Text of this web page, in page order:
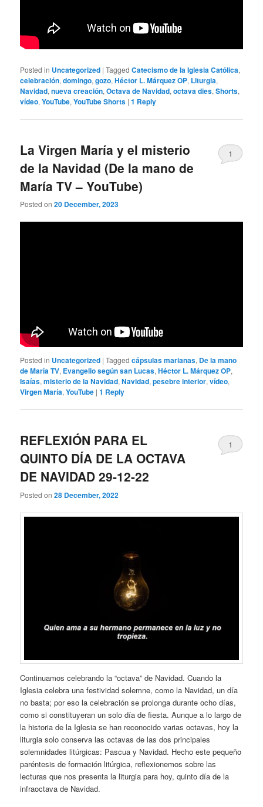
Posted in Uncategorized |Tagged Catecismo de la Iglesia Católica,
celebración,domingo,gozo,Héctor L. Márquez OP, Liturgia,
Navidad,nueva creación,Octava de Navidad,octava dies,Shorts,
vídeo,YouTube,YouTube Shorts |1 Reply
La Virgen María y el misterio
de la Navidad (De la mano de
María TV – YouTube)
Posted on20 December, 2023
1
Posted in Uncategorized |Tagged cápsulas marianas, De la mano
de María TV, Evangelio según san Lucas,Héctor L. Márquez OP,
Isaías,misterio de la Navidad,Navidad,pesebre interior,vídeo,
Virgen María,YouTube |1 Reply
REFLEXIÓN PARA EL
QUINTO DÍA DE LA OCTAVA
DE NAVIDAD 29-12-22
Posted on28 December, 2022
1
Continuamos celebrando la “octava” de Navidad. Cuando la
Iglesia celebra una festividad solemne, como la Navidad, un día
no basta; por eso la celebración se prolonga durante ocho días,
como si constituyeran un solo día de fiesta. Aunque a lo largo de
la historia de la Iglesia se han reconocido varias octavas, hoy la
liturgia solo conserva las octavas de las dos principales
solemnidades litúrgicas: Pascua y Navidad. Hecho este pequeño
paréntesis de formación litúrgica, reflexionemos sobre las
lecturas que nos presenta la liturgia para hoy, quinto día de la
infraoctava de Navidad.